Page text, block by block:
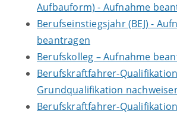
Aufbauform) - Aufnahme
Berufseinstiegsjahr (BEJ) -
beantragen
Berufskolleg – Aufnahme
Berufskraftfahrer-
Grundqualifikation
Berufskraftfahrer-